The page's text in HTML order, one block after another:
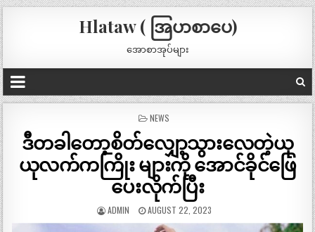
Hlataw ( အြပာစာပေ)
အောစာအုပ်များ
POSTED
NEWS
ဒီတခါတော့စိတ်လျှော့သွားလေတဲ့ယု
ယုလက်ကကြိုး များကို အောင်ခိုင်ဖြေ
ပေးလိုက်ပြီး
ADMIN AUGUST 22, 2023